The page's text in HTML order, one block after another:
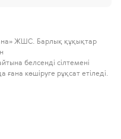
ЖШС. Барлық құқықтар
белсенді сілтемені
көшіруге рұқсат етіледі.